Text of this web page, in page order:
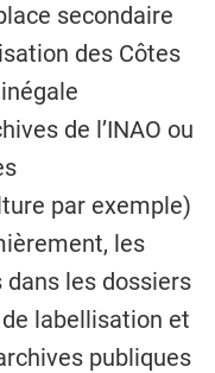
secondaire
des Côtes
de l’INAO ou
par exemple)
les
les dossiers
labellisation et
publiques